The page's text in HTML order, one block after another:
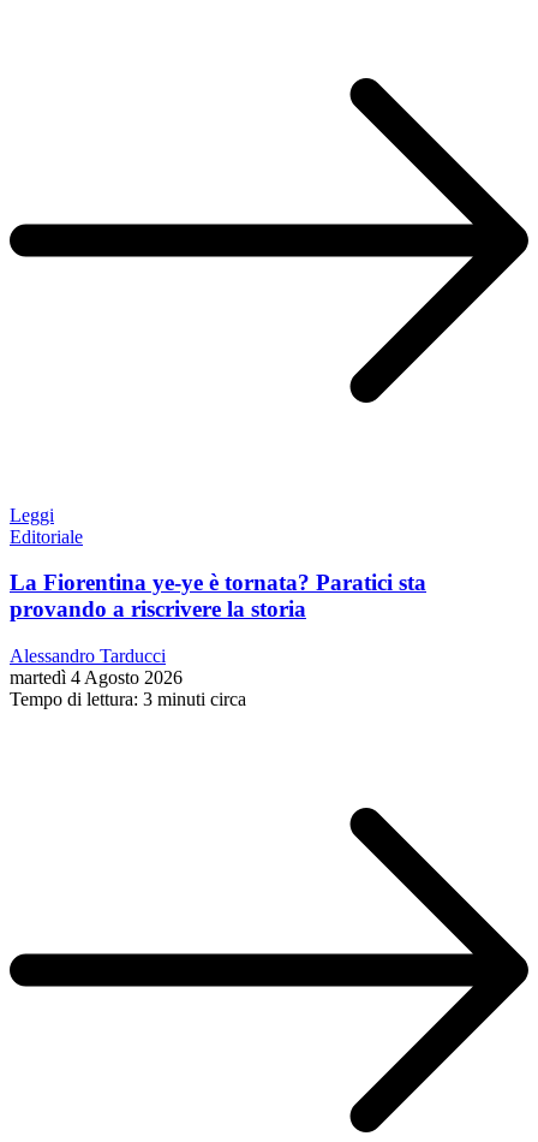
Leggi
Editoriale
La Fiorentina ye-ye è tornata? Paratici sta
provando a riscrivere la storia
Alessandro Tarducci
martedì 4 Agosto 2026
Tempo di lettura: 3 minuti circa